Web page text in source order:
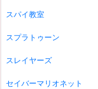
スパイ教室
スプラトゥーン
スレイヤーズ
セイバーマリオネット